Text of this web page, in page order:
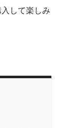
して楽しみ